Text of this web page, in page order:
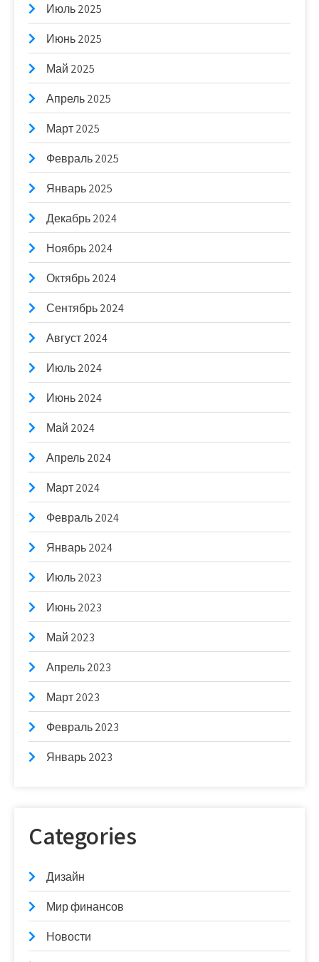
Июль 2025
Июнь 2025
Май 2025
Апрель 2025
Март 2025
Февраль 2025
Январь 2025
Декабрь 2024
Ноябрь 2024
Октябрь 2024
Сентябрь 2024
Август 2024
Июль 2024
Июнь 2024
Май 2024
Апрель 2024
Март 2024
Февраль 2024
Январь 2024
Июль 2023
Июнь 2023
Май 2023
Апрель 2023
Март 2023
Февраль 2023
Январь 2023
Categories
Дизайн
Мир финансов
Новости